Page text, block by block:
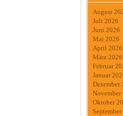
August
Juli 2026
Juni 2026
Mai 2026
April 2026
März 2026
Februar
Januar
Dezember
November
Oktober